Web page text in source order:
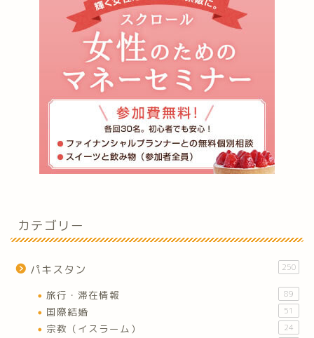
カテゴリー
パキスタン 250
旅行・滞在情報 89
国際結婚 51
宗教（イスラーム） 24